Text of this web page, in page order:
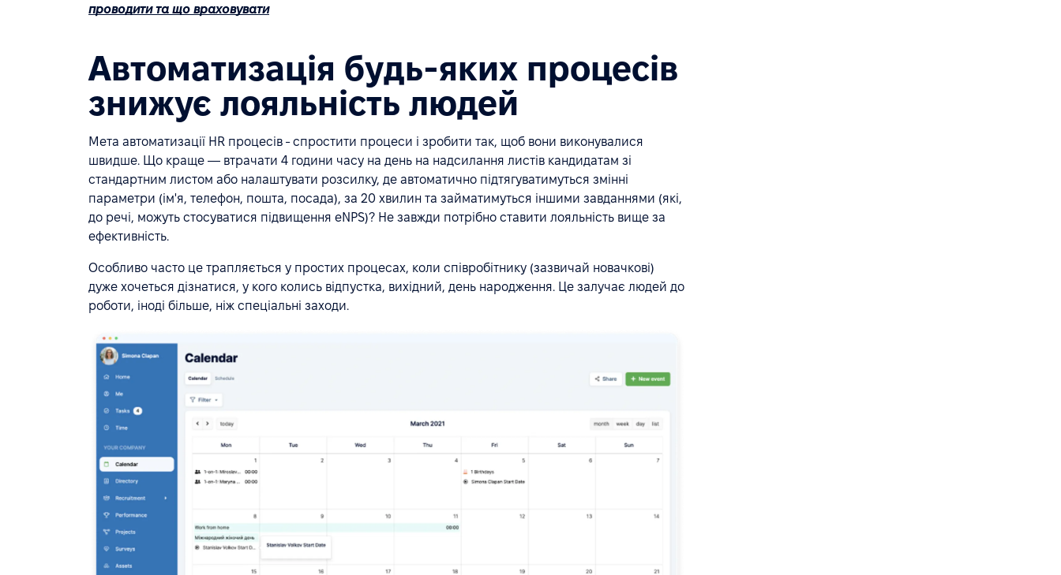
проводити та що враховувати
Автоматизація будь-яких процесів
знижує лояльність людей
Мета автоматизації HR процесів - спростити процеси і зробити так, щоб вони виконувалися
швидше. Що краще — втрачати 4 години часу на день на надсилання листів кандидатам зі
стандартним листом або налаштувати розсилку, де автоматично підтягуватимуться змінні
параметри (ім'я, телефон, пошта, посада), за 20 хвилин та займатимуться іншими завданнями (які,
до речі, можуть стосуватися підвищення eNPS)? Не завжди потрібно ставити лояльність вище за
ефективність.
Особливо часто це трапляється у простих процесах, коли співробітнику (зазвичай новачкові)
дуже хочеться дізнатися, у кого колись відпустка, вихідний, день народження. Це залучає людей до
роботи, іноді більше, ніж спеціальні заходи.